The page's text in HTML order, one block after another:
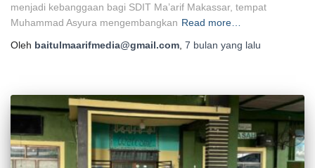
menjadi kebanggaan bagi SDIT Ma’arif Makassar, tempat
Muhammad Asyura mengembangkan Read more…
Oleh baitulmaarifmedia@gmail.com 7 bulan yang lalu